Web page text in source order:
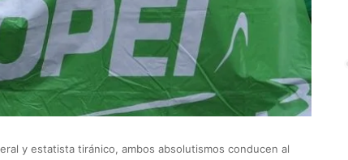
y estatista tiránico, ambos absolutismos conducen al